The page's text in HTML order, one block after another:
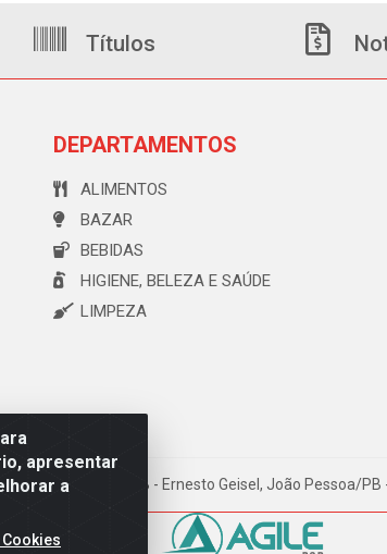
apresentar
a
Títulos
DEPARTAMENTOS
ALIMENTOS
BAZAR
BEBIDAS
HIGIENE, BELEZA E SAÚDE
LIMPEZA
173 Galpão B - Ernesto Geisel, João Pessoa/